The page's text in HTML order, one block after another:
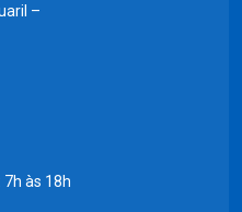
–
às 18h